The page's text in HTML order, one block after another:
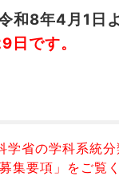
和8年4月1日
日です。
省の学科系統
要項」をご覧く